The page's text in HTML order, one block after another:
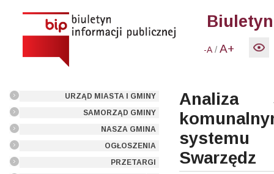
-A /A+
URZĄD MIASTA I GMINY
SAMORZĄD GMINY
NASZA GMINA
OGŁOSZENIA
PRZETARGI
Analiza
systemu
Swarzędz